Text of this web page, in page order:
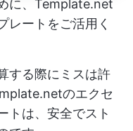
に、Template.net
レートをご活用く
する際にミスは許
のエクセ
トは、安全でスト